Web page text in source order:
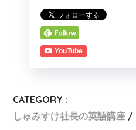
YouTube
CATEGORY :
しゅみすけ社長の英語講座